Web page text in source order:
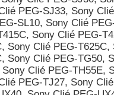
PEG-SJ33, Sony
SL10, Sony Clié
Sony Clié PEG-
Sony Clié PEG-
Sony Clié PEG-TG50,
Sony Clié PEG-TH55E,
PEG-TJ27, Sony